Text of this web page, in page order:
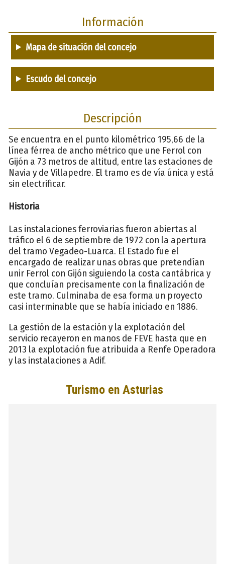
Información
Mapa de situación del concejo
Escudo del concejo
Descripción
Se encuentra en el punto kilométrico 195,66 de la
línea férrea de ancho métrico que une Ferrol con
Gijón a 73 metros de altitud, entre las estaciones de
Navia y de Villapedre. El tramo es de vía única y está
sin electrificar.
Historia
Las instalaciones ferroviarias fueron abiertas al
tráfico el 6 de septiembre de 1972 con la apertura
del tramo Vegadeo-Luarca. El Estado fue el
encargado de realizar unas obras que pretendían
unir Ferrol con Gijón siguiendo la costa cantábrica y
que concluían precisamente con la finalización de
este tramo. Culminaba de esa forma un proyecto
casi interminable que se había iniciado en 1886.
La gestión de la estación y la explotación del
servicio recayeron en manos de FEVE hasta que en
2013 la explotación fue atribuida a Renfe Operadora
y las instalaciones a Adif.